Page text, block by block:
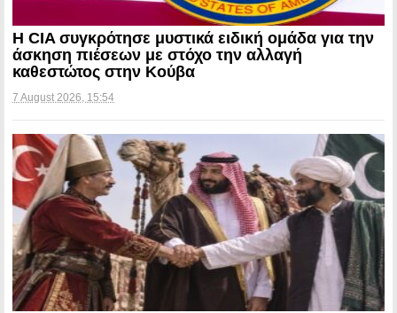
Η CIA συγκρότησε μυστικά ειδική ομάδα για την
άσκηση πιέσεων με στόχο την αλλαγή
καθεστώτος στην Κούβα
7 August 2026, 15:54